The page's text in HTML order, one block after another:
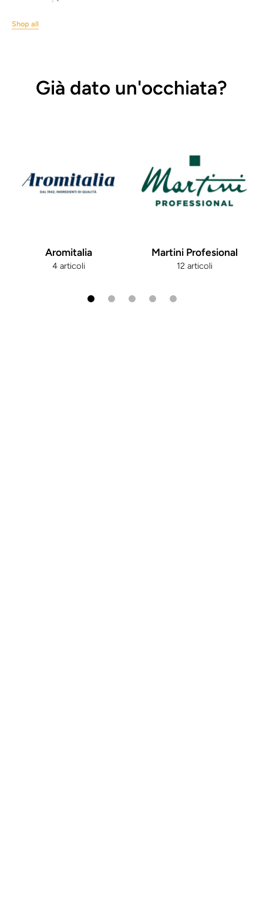
Shop all
Già dato un'occhiata?
Aromitalia
4 articoli
Martini Profesional
12 articoli